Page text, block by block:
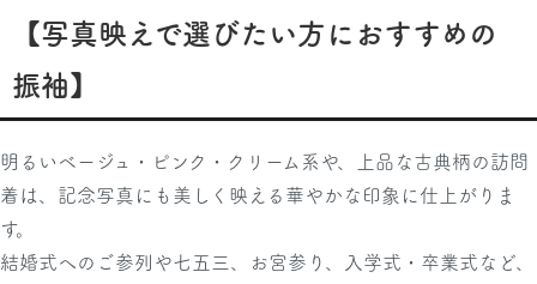
【写真映えで選びたい方におすすめの
振袖】
明るいベージュ・ピンク・クリーム系や、上品な古典柄の訪問
着は、記念写真にも美しく映える華やかな印象に仕上がりま
す。
結婚式へのご参列や七五三、お宮参り、入学式・卒業式など、